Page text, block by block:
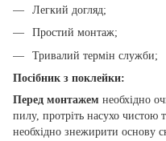
Легкий догляд;
Простий монтаж;
Тривалий термін служби;
Посібник з поклейки:
Перед монтажем необхідно
пилу, протріть насухо
необхідно знежирити основу